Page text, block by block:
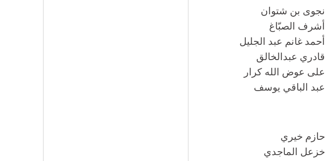
نجوى بن شتوان
أشرف الصبّاغ
أحمد غانم عبد الجليل
قادري عبدالخالق
على عوض الله كرار
عبد الباقي يوسف
حازم خيري
خزعل الماجدي